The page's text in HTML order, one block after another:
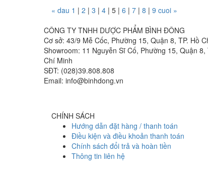
« dau 1 | 2 | 3 | 4 | 5 | 6 | 7 | 8 | 9 cuoi »
CÔNG TY TNHH DƯỢC PHẨM BÌNH ĐÔNG
Cơ sở: 43/9 Mễ Cốc, Phường 15, Quận 8, TP. Hồ
Showroom: 11 Nguyễn Sĩ Cố, Phường 15, Quận 8,
Chí Minh
SĐT: (028)39.808.808
Email: info@binhdong.vn
CHÍNH SÁCH
Hướng dẫn đặt hàng / thanh toán
Điều kiện và điều khoản thanh toán
Chính sách đổi trả và hoàn tiền
Thông tin liên hệ